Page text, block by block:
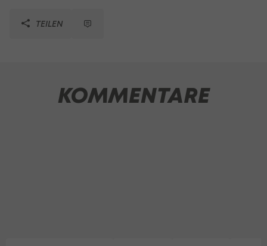
TEILEN
KOMMENTARE